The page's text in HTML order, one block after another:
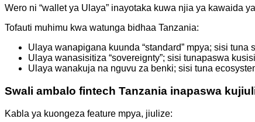
Wero ni “wallet ya Ulaya” inayotaka kuwa njia ya
Tofauti muhimu kwa watunga bidhaa Tanzania:
Ulaya wanapigana kuunda “standard” mpya; sisi tuna
Ulaya wanasisitiza “sovereignty”; sisi tunapaswa
Ulaya wanakuja na nguvu za benki; sisi tuna
Swali ambalo fintech Tanzania inapaswa
Kabla ya kuongeza feature mpya, jiulize: